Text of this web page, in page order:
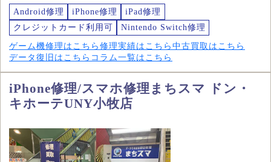
Android修理 iPhone修理
iPad修理
クレジットカード利用可
Nintendo Switch修理
ゲーム機修理はこちら 修理実績はこちら 中古買取はこちら
データ復旧はこちら コラム一覧はこちら
iPhone修理/スマホ修理まちスマ ドン・
キホーテUNY小牧店